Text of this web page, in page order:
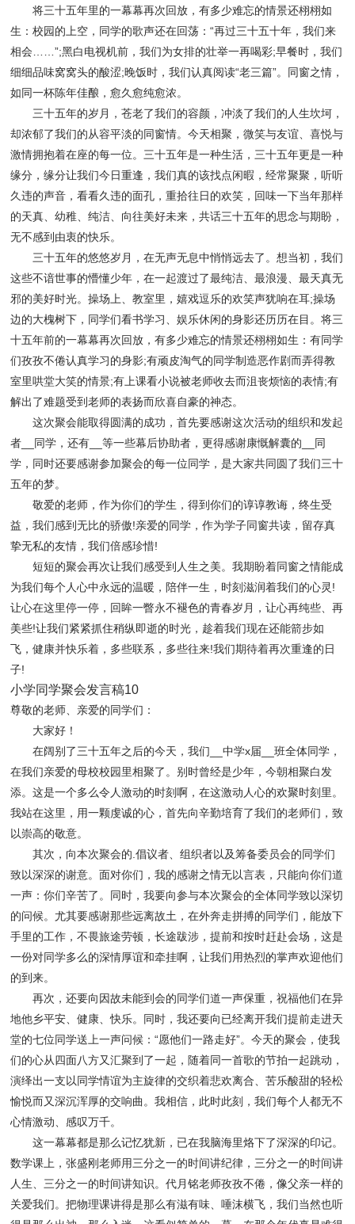
将三十五年里的一幕幕再次回放，有多少难忘的情景还栩栩如
生：校园的上空，同学的歌声还在回荡：“再过三十五十年，我们来
相会……”;黑白电视机前，我们为女排的壮举一再喝彩;早餐时，我们
细细品味窝窝头的酸涩;晚饭时，我们认真阅读“老三篇”。同窗之情，
如同一杯陈年佳酿，愈久愈纯愈浓。
三十五年的岁月，苍老了我们的容颜，冲淡了我们的人生坎坷，
却浓郁了我们的从容平淡的同窗情。今天相聚，微笑与友谊、喜悦与
激情拥抱着在座的每一位。三十五年是一种生活，三十五年更是一种
缘分，缘分让我们今日重逢，我们真的该找点闲暇，经常聚聚，听听
久违的声音，看看久违的面孔，重拾往日的欢笑，回味一下当年那样
的天真、幼稚、纯洁、向往美好未来，共话三十五年的思念与期盼，
无不感到由衷的快乐。
三十五年的悠悠岁月，在无声无息中悄悄远去了。想当初，我们
这些不谙世事的懵懂少年，在一起渡过了最纯洁、最浪漫、最天真无
邪的美好时光。操场上、教室里，嬉戏逗乐的欢笑声犹响在耳;操场
边的大槐树下，同学们看书学习、娱乐休闲的身影还历历在目。将三
十五年前的一幕幕再次回放，有多少难忘的情景还栩栩如生：有同学
们孜孜不倦认真学习的身影;有顽皮淘气的同学制造恶作剧而弄得教
室里哄堂大笑的情景;有上课看小说被老师收去而沮丧烦恼的表情;有
解出了难题受到老师的表扬而欣喜自豪的神态。
这次聚会能取得圆满的成功，首先要感谢这次活动的组织和发起
者__同学，还有__等一些幕后协助者，更得感谢康慨解囊的__同
学，同时还要感谢参加聚会的每一位同学，是大家共同圆了我们三十
五年的梦。
敬爱的老师，作为你们的学生，得到你们的谆谆教诲，终生受
益，我们感到无比的骄傲!亲爱的同学，作为学子同窗共读，留存真
挚无私的友情，我们倍感珍惜!
短短的聚会再次让我们感受到人生之美。我期盼着同窗之情能成
为我们每个人心中永远的温暖，陪伴一生，时刻滋润着我们的心灵!
让心在这里停一停，回眸一瞥永不褪色的青春岁月，让心再纯些、再
美些!让我们紧紧抓住稍纵即逝的时光，趁着我们现在还能箭步如
飞，健康并快乐着，多些联系，多些往来!我们期待着再次重逢的日
子!
小学同学聚会发言稿10
尊敬的老师、亲爱的同学们：
大家好！
在阔别了三十五年之后的今天，我们__中学x届__班全体同学，
在我们亲爱的母校校园里相聚了。别时曾经是少年，今朝相聚白发
添。这是一个多么令人激动的时刻啊，在这激动人心的欢聚时刻里。
我站在这里，用一颗虔诚的心，首先向辛勤培育了我们的老师们，致
以崇高的敬意。
其次，向本次聚会的.倡议者、组织者以及筹备委员会的同学们
致以深深的谢意。面对你们，我的感谢之情无以言表，只能向你们道
一声：你们辛苦了。同时，我要向参与本次聚会的全体同学致以深切
的问候。尤其要感谢那些远离故土，在外奔走拼搏的同学们，能放下
手里的工作，不畏旅途劳顿，长途跋涉，提前和按时赶赴会场，这是
一份对同学多么的深情厚谊和牵挂啊，让我们用热烈的掌声欢迎他们
的到来。
再次，还要向因故未能到会的同学们道一声保重，祝福他们在异
地他乡平安、健康、快乐。同时，我还要向已经离开我们提前走进天
堂的七位同学送上一声问候：“愿他们一路走好”。今天的聚会，使我
们的心从四面八方又汇聚到了一起，随着同一首歌的节拍一起跳动，
演绎出一支以同学情谊为主旋律的交织着悲欢离合、苦乐酸甜的轻松
愉悦而又深沉浑厚的交响曲。我相信，此时此刻，我们每个人都无不
心情激动、感叹万千。
这一幕幕都是那么记忆犹新，已在我脑海里烙下了深深的印记。
数学课上，张盛刚老师用三分之一的时间讲纪律，三分之一的时间讲
人生、三分之一的时间讲知识。代月铭老师孜孜不倦，像父亲一样的
关爱我们。把物理课讲得是那么有滋有味、唾沫横飞，我们当然也听